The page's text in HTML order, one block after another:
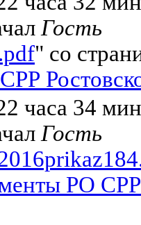
Гость
" со
часа 34
Гость
РО СРР